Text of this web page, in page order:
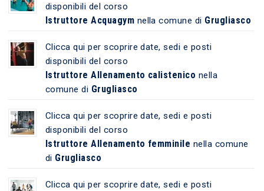
disponibili del corso
Istruttore Acquagym nella comune di Grugliasco
Clicca qui per scoprire date, sedi e posti
disponibili del corso
Istruttore Allenamento calistenico nella
comune di Grugliasco
Clicca qui per scoprire date, sedi e posti
disponibili del corso
Istruttore Allenamento femminile nella comune
di Grugliasco
Clicca qui per scoprire date, sedi e posti